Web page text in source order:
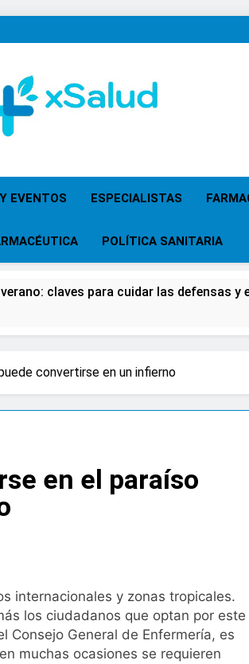
EVENTOS ESPECIALISTAS
POLÍTICA SANITARIA
claves para cuidar las defensas
el eclipse solar sin protección
podría ser clave en la
fotoprotección entre los más pequeños
a aliviar el malestar asociado al
que amplía los espacios sin humo a
del medicamento: más
convertirse en un infierno
en el paraíso
internacionales y zonas tropicales.
los ciudadanos que optan por este
Consejo General de Enfermería, es
muchas ocasiones se requieren